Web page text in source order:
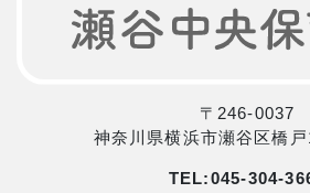
〒246-0037
神奈川県横浜市瀬谷区橋
TEL:045-304-